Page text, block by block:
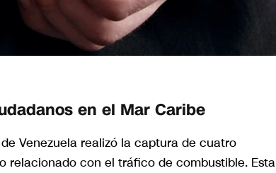
en el Mar Caribe
Venezuela realizó la captura de cuatro
relacionado con el tráfico de combustible. Esta